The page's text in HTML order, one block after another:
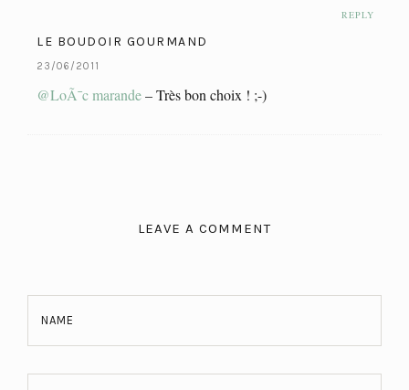
REPLY
LE BOUDOIR GOURMAND
23/06/2011
@LoÃ¯c marande– Très bon choix ! ;-)
LEAVE A COMMENT
NAME